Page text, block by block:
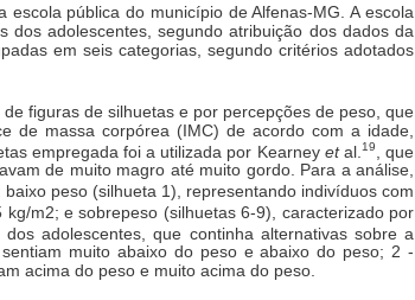
pública do município de Alfenas-MG. A escola
dos adolescentes, segundo atribuição dos dados da
em seis categorias, segundo critérios adotados
figuras de silhuetas e por percepções de peso, que
de massa corpórea (IMC) de acordo com a idade,
empregada foi a utilizada por Kearney etal. 19
, que
de muito magro até muito gordo. Para a análise,
baixo peso (silhueta 1), representando indivíduos com
m2; e sobrepeso (silhuetas 6-9), caracterizado por
adolescentes, que continha alternativas sobre a
muito abaixo do peso e abaixo do peso; 2 -
acima do peso e muito acima do peso.